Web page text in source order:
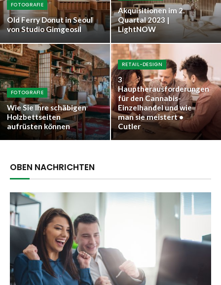
FOTOGRAFIE
Old Ferry Donut in Seoul
von Studio Gimgeosil
Akquisitionen im 2.
Quartal 2023 |
LightNOW
FOTOGRAFIE
Wie Sie Ihre schäbigen
Holzbettseiten
aufrüsten können
RETAIL-DESIGN
3
Hauptherausforderungen
für den Cannabis-
Einzelhandel und wie
man sie meistert •
Cutler
OBEN NACHRICHTEN